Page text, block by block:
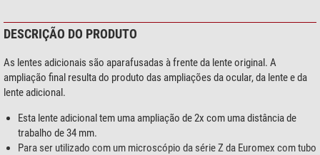
DESCRIÇÃO DO PRODUTO
As lentes adicionais são aparafusadas à frente da lente original. A
ampliação final resulta do produto das ampliações da ocular, da lente e da
lente adicional.
Esta lente adicional tem uma ampliação de 2x com uma distância de
trabalho de 34 mm.
Para ser utilizado com um microscópio da série Z da Euromex com tubo